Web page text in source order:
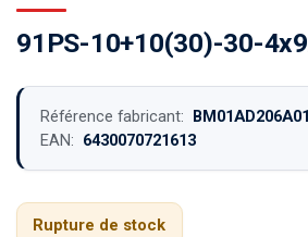
91PS-10+10(30)-30-
Référence fabricant:
EAN: 6430070721613
Rupture de stock